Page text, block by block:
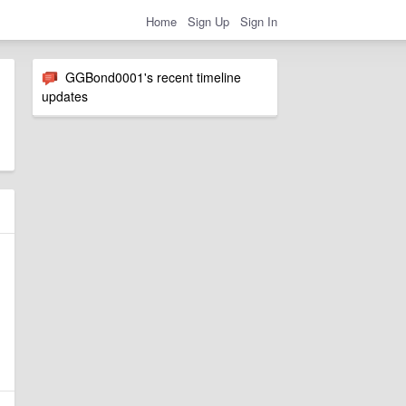
Home Sign Up Sign In
GGBond0001's recent timeline
updates